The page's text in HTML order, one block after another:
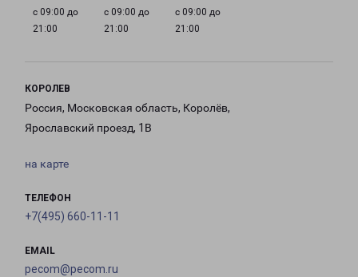
с 09:00 до
21:00
с 09:00 до
21:00
с 09:00 до
21:00
КОРОЛЕВ
Россия, Московская область, Королёв,
Ярославский проезд, 1В
на карте
ТЕЛЕФОН
+7(495) 660-11-11
EMAIL
pecom@pecom.ru